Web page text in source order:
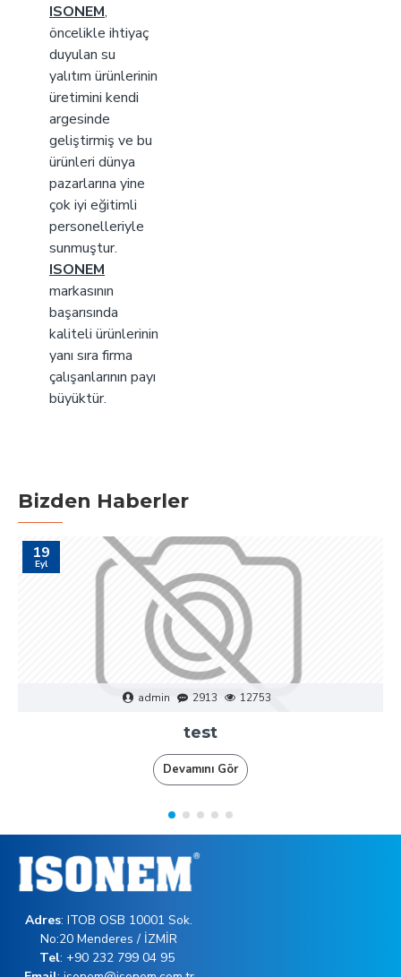
ISONEM,
öncelikle ihtiyaç
duyulan su
yalıtım ürünlerinin
üretimini kendi
argesinde
geliştirmiş ve bu
ürünleri dünya
pazarlarına yine
çok iyi eğitimli
personelleriyle
sunmuştur.
ISONEM
markasının
başarısında
kaliteli ürünlerinin
yanı sıra firma
çalışanlarının payı
büyüktür.
Bizden Haberler
19
Eyl
admin 2913 12753
test
Devamını Gör
Adres: ITOB OSB 10001 Sok.
No:20 Menderes / İZMİR
Tel: +90 232 799 04 95